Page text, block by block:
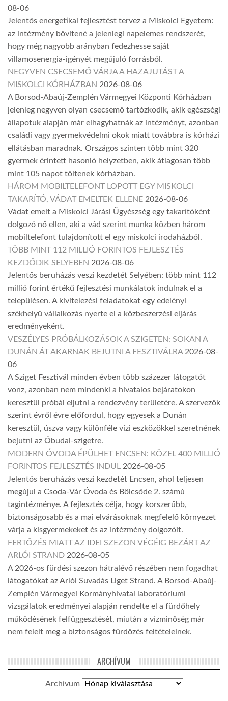
08-06
Jelentős energetikai fejlesztést tervez a Miskolci Egyetem:
az intézmény bővítené a jelenlegi napelemes rendszerét,
hogy még nagyobb arányban fedezhesse saját
villamosenergia-igényét megújuló forrásból.
NEGYVEN CSECSEMŐ VÁRJA A HAZAJUTÁST A
MISKOLCI KÓRHÁZBAN 2026-08-06
A Borsod-Abaúj-Zemplén Vármegyei Központi Kórházban
jelenleg negyven olyan csecsemő tartózkodik, akik egészségi
állapotuk alapján már elhagyhatnák az intézményt, azonban
családi vagy gyermekvédelmi okok miatt továbbra is kórházi
ellátásban maradnak. Országos szinten több mint 320
gyermek érintett hasonló helyzetben, akik átlagosan több
mint 105 napot töltenek kórházban.
HÁROM MOBILTELEFONT LOPOTT EGY MISKOLCI
TAKARÍTÓ, VÁDAT EMELTEK ELLENE 2026-08-06
Vádat emelt a Miskolci Járási Ügyészség egy takarítóként
dolgozó nő ellen, aki a vád szerint munka közben három
mobiltelefont tulajdonított el egy miskolci irodaházból.
TÖBB MINT 112 MILLIÓ FORINTOS FEJLESZTÉS
KEZDŐDIK SELYEBEN 2026-08-06
Jelentős beruházás veszi kezdetét Selyében: több mint 112
millió forint értékű fejlesztési munkálatok indulnak el a
településen. A kivitelezési feladatokat egy edelényi
székhelyű vállalkozás nyerte el a közbeszerzési eljárás
eredményeként.
VESZÉLYES PRÓBÁLKOZÁSOK A SZIGETEN: SOKAN A
DUNÁN ÁT AKARNAK BEJUTNI A FESZTIVÁLRA 2026-08-
06
A Sziget Fesztivál minden évben több százezer látogatót
vonz, azonban nem mindenki a hivatalos bejáratokon
keresztül próbál eljutni a rendezvény területére. A szervezők
szerint évről évre előfordul, hogy egyesek a Dunán
keresztül, úszva vagy különféle vízi eszközökkel szeretnének
bejutni az Óbudai-szigetre.
MODERN ÓVODA ÉPÜLHET ENCSEN: KÖZEL 400 MILLIÓ
FORINTOS FEJLESZTÉS INDUL 2026-08-05
Jelentős beruházás veszi kezdetét Encsen, ahol teljesen
megújul a Csoda-Vár Óvoda és Bölcsőde 2. számú
tagintézménye. A fejlesztés célja, hogy korszerűbb,
biztonságosabb és a mai elvárásoknak megfelelő környezet
várja a kisgyermekeket és az intézmény dolgozóit.
FERTŐZÉS MIATT AZ IDEI SZEZON VÉGÉIG BEZÁRT AZ
ARLÓI STRAND 2026-08-05
A 2026-os fürdési szezon hátralévő részében nem fogadhat
látogatókat az Arlói Suvadás Liget Strand. A Borsod-Abaúj-
Zemplén Vármegyei Kormányhivatal laboratóriumi
vizsgálatok eredményei alapján rendelte el a fürdőhely
működésének felfüggesztését, miután a vízminőség már
nem felelt meg a biztonságos fürdőzés feltételeinek.
ARCHÍVUM
Archívum